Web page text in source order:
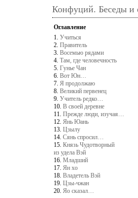
Конфуций. Беседы и
Оглавление
1. Учиться
2. Правитель
3. Восемью рядами
4. Там, где человечность
5. Гунье Чан
6. Вот Юн…
7. Я продолжаю
8. Великий первенец
9. Учитель редко…
10. В своей деревне
11. Прежде люди, изучая…
12. Янь Юань
13. Цзылу
14. Сянь спросил…
15. Князь Чудотворный
из удела Вэй
16. Младший
17. Ян хо
18. Владетель Вэй
19. Цзы-чжан
20. Яо сказал…